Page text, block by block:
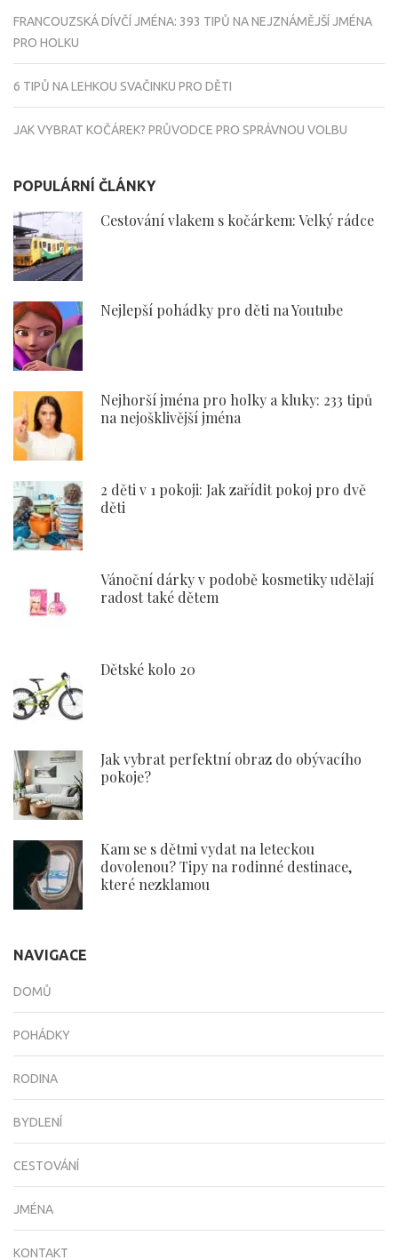
FRANCOUZSKÁ DÍVČÍ JMÉNA: 393 TIPŮ NA NEJZNÁMĚJŠÍ JMÉNA
PRO HOLKU
6 TIPŮ NA LEHKOU SVAČINKU PRO DĚTI
JAK VYBRAT KOČÁREK? PRŮVODCE PRO SPRÁVNOU VOLBU
POPULÁRNÍ ČLÁNKY
Cestování vlakem s kočárkem: Velký rádce
Nejlepší pohádky pro děti na Youtube
Nejhorší jména pro holky a kluky: 233 tipů
na nejošklivější jména
2 děti v 1 pokoji: Jak zařídit pokoj pro dvě
děti
Vánoční dárky v podobě kosmetiky udělají
radost také dětem
Dětské kolo 20
Jak vybrat perfektní obraz do obývacího
pokoje?
Kam se s dětmi vydat na leteckou
dovolenou? Tipy na rodinné destinace,
které nezklamou
NAVIGACE
DOMŮ
POHÁDKY
RODINA
BYDLENÍ
CESTOVÁNÍ
JMÉNA
KONTAKT